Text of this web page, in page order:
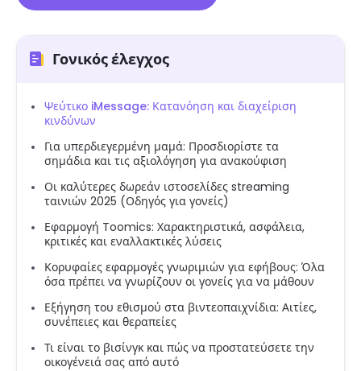
Γονικός έλεγχος
Ψεύτικο iMessage: Κατανόηση και διαχείριση
κινδύνων
Για υπερδιεγερμένη μαμά: Προσδιορίστε τα
σημάδια και τις αξιολόγηση για ανακούφιση
Οι καλύτερες δωρεάν ιστοσελίδες streaming
ταινιών 2025 (Οδηγός για γονείς)
Εφαρμογή Toomics: Χαρακτηριστικά, ασφάλεια,
κριτικές και εναλλακτικές λύσεις
Κορυφαίες εφαρμογές γνωριμιών για εφήβους: Όλα
όσα πρέπει να γνωρίζουν οι γονείς για να μάθουν
Εξήγηση του εθισμού στα βιντεοπαιχνίδια: Αιτίες,
συνέπειες και θεραπείες
Τι είναι το βισίνγκ και πώς να προστατεύσετε την
οικογένειά σας από αυτό